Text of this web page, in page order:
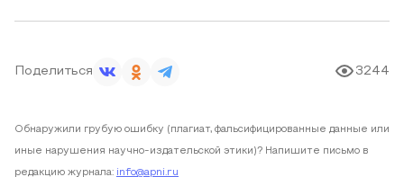
Поделиться 3244
Обнаружили грубую ошибку (плагиат, фальсифицированные данные или
иные нарушения научно-издательской этики)? Напишите письмо в
редакцию журнала: info@apni.ru